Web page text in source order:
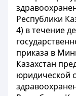
Республики
4) в течение
приказа в
Казахстан
юридической